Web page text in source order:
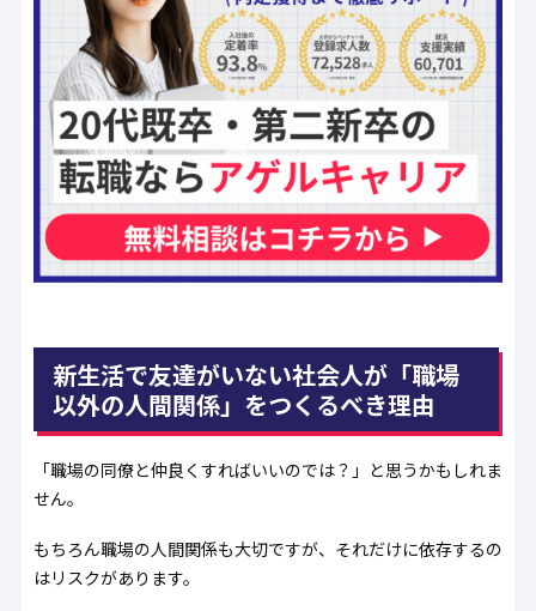
新生活で友達がいない社会人が「職場
以外の人間関係」をつくるべき理由
「職場の同僚と仲良くすればいいのでは？」と思うかもしれま
せん。
もちろん職場の人間関係も大切ですが、それだけに依存するの
はリスクがあります。